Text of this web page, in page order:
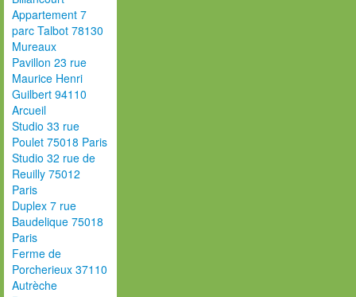
Appartement 7
parc Talbot 78130
Mureaux
Pavillon 23 rue
Maurice Henri
Guilbert 94110
Arcueil
Studio 33 rue
Poulet 75018 Paris
Studio 32 rue de
Reuilly 75012
Paris
Duplex 7 rue
Baudelique 75018
Paris
Ferme de
Porcherieux 37110
Autrèche